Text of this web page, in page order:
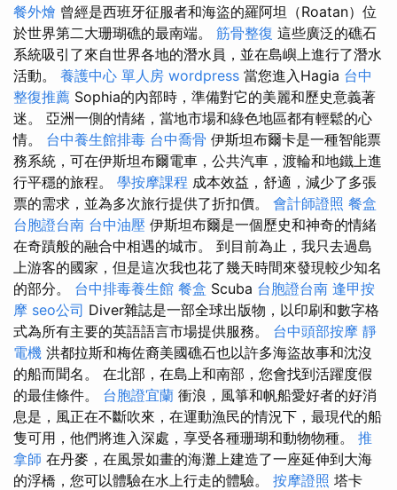
餐外燴 曾經是西班牙征服者和海盜的羅阿坦（Roatan）位
於世界第二大珊瑚礁的最南端。 筋骨整復 這些廣泛的礁石
系統吸引了來自世界各地的潛水員，並在島嶼上進行了潛水
活動。 養護中心 單人房 wordpress 當您進入Hagia 台中
整復推薦 Sophia的內部時，準備對它的美麗和歷史意義著
迷。 亞洲一側的情緒，當地市場和綠色地區都有輕鬆的心
情。 台中養生館排毒 台中喬骨 伊斯坦布爾卡是一種智能票
務系統，可在伊斯坦布爾電車，公共汽車，渡輪和地鐵上進
行平穩的旅程。 學按摩課程 成本效益，舒適，減少了多張
票的需求，並為多次旅行提供了折扣價。 會計師證照 餐盒
台胞證台南 台中油壓 伊斯坦布爾是一個歷史和神奇的情緒
在奇蹟般的融合中相遇的城市。 到目前為止，我只去過島
上游客的國家，但是這次我也花了幾天時間來發現較少知名
的部分。 台中排毒養生館 餐盒 Scuba 台胞證台南 逢甲按
摩 seo公司 Diver雜誌是一部全球出版物，以印刷和數字格
式為所有主要的英語語言市場提供服務。 台中頭部按摩 靜
電機 洪都拉斯和梅佐裔美國礁石也以許多海盜故事和沈沒
的船而聞名。 在北部，在島上和南部，您會找到活躍度假
的最佳條件。 台胞證宜蘭 衝浪，風箏和帆船愛好者的好消
息是，風正在不斷吹來，在運動漁民的情況下，最現代的船
隻可用，他們將進入深處，享受各種珊瑚和動物物種。 推
拿師 在丹麥，在風景如畫的海灘上建造了一座延伸到大海
的浮橋，您可以體驗在水上行走的體驗。 按摩證照 塔卡